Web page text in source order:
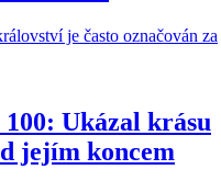
Ukázal krásu
jejím koncem